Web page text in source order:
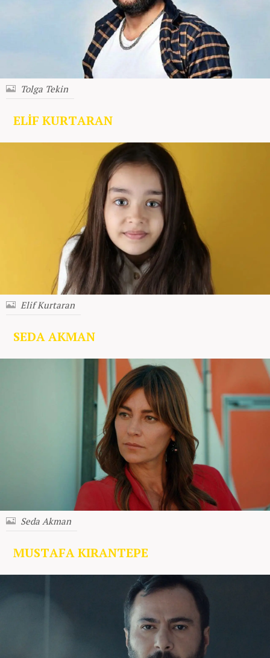
Tolga Tekin
ELİF KURTARAN
Elif Kurtaran
SEDA AKMAN
Seda Akman
MUSTAFA KIRANTEPE